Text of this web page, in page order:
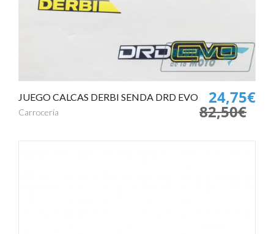
JUEGO CALCAS DERBI SENDA DRD EVO
Carrocería
24,75€
82,50€